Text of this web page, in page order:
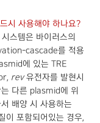
사용해야 하나요?
스템은 바이러스의
cascade를 적용
에 있는 TRE
rev유전자를 발현시
다른 plasmid에 위
배양 시 사용하는
포함되어있는 경우,